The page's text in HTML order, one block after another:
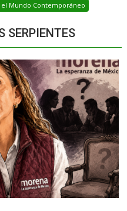
el Mundo Contemporáneo
SERPIENTES